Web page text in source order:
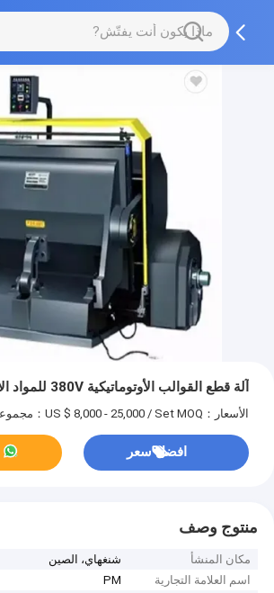
آلة قطع القوالب الأوتوماتيكية 380V للمواد الاستهلاكية الورقية
الأسعار：US $ 8,000 - 25,000 / Set MOQ：مجموعة واحدة
افضل سعر
منتوج وصف
مكان المنشأ
شنغهاي، الصين
اسم العلامة التجارية
PM